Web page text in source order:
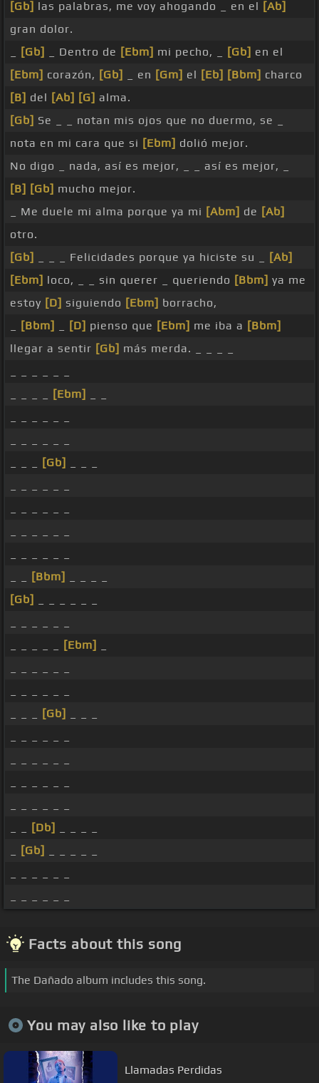
[Gb] las palabras, me voy ahogando _ en el [Ab]
gran dolor.
[Gb] _ Dentro de [Ebm] mi pecho, _ [Gb] en el
[Ebm] corazón, [Gb] _ en [Gm] el [Eb] [Bbm] charco
[B] del [Ab] [G] alma.
[Gb] Se _ _ notan mis ojos que no duermo, se _
nota en mi cara que si [Ebm] dolió mejor.
No digo _ nada, así es mejor, _ _ así es mejor, _
[B] [Gb] mucho mejor.
_ Me duele mi alma porque ya mi [Abm] de [Ab]
otro.
[Gb]
_ _ _ Felicidades porque ya hiciste su _
[Ab]
[Ebm] loco, _ _ sin querer _ queriendo [Bbm] ya me
estoy [D] siguiendo [Ebm] borracho,
[Bbm] [D] pienso que [Ebm] me iba a [Bbm]
llegar a sentir [Gb] más merda. _ _ _ _
[Ebm]
[Gb]
[Bbm]
[Gb]
[Ebm]
[Gb]
[Db]
[Gb]
Facts about this song
The Dañado album includes this song.
You may also like to play
Llamadas Perdidas